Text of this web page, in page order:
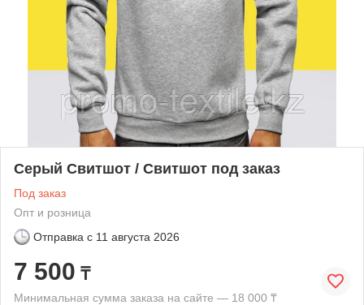
Серый Свитшот / Свитшот под заказ
Под заказ
Опт и розница
Отправка с 11 августа 2026
7 500 ₸
Минимальная сумма заказа на сайте — 18 000 ₸